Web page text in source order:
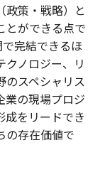
政策・戦略）と
とができる点で
完結できるほ
クノロジー、リ
のスペシャリス
業の現場プロジ
成をリードでき
の存在価値で